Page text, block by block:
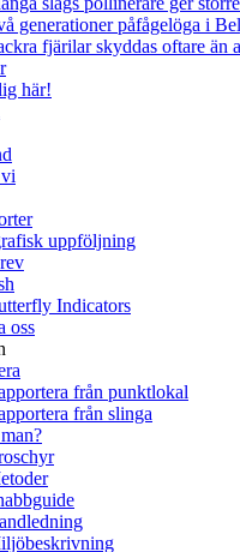
generationer påfågelöga i
fjärilar skyddas oftare än
här!
uppföljning
Indicators
oss
från punktlokal
från slinga